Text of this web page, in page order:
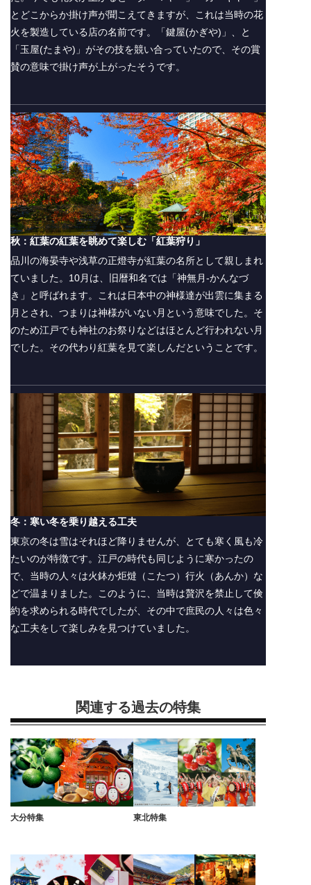
とどこからか掛け声が聞こえてきますが、これは当時の花
火を製造している店の名前です。「鍵屋(かぎや)」、と
「玉屋(たまや)」がその技を競い合っていたので、その賞
賛の意味で掛け声が上がったそうです。
秋：紅葉の紅葉を眺めて楽しむ「紅葉狩り」
品川の海晏寺や浅草の正燈寺が紅葉の名所として親しまれ
ていました。10月は、旧暦和名では「神無月-かんなづ
き」と呼ばれます。これは日本中の神様達が出雲に集まる
月とされ、つまりは神様がいない月という意味でした。そ
のため江戸でも神社のお祭りなどはほとんど行われない月
でした。その代わり紅葉を見て楽しんだということです。
冬：寒い冬を乗り越える工夫
東京の冬は雪はそれほど降りませんが、とても寒く風も冷
たいのが特徴です。江戸の時代も同じように寒かったの
で、当時の人々は火鉢か炬燵（こたつ）行火（あんか）な
どで温まりました。このように、当時は贅沢を禁止して倹
約を求められる時代でしたが、その中で庶民の人々は色々
な工夫をして楽しみを見つけていました。
関連する過去の特集
大分特集 東北特集